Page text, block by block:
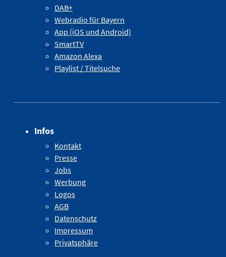
DAB+
Webradio für Bayern
App (iOS und Android)
SmartTV
Amazon Alexa
Playlist / Titelsuche
Infos
Kontakt
Presse
Jobs
Werbung
Logos
AGB
Datenschutz
Impressum
Privatsphäre